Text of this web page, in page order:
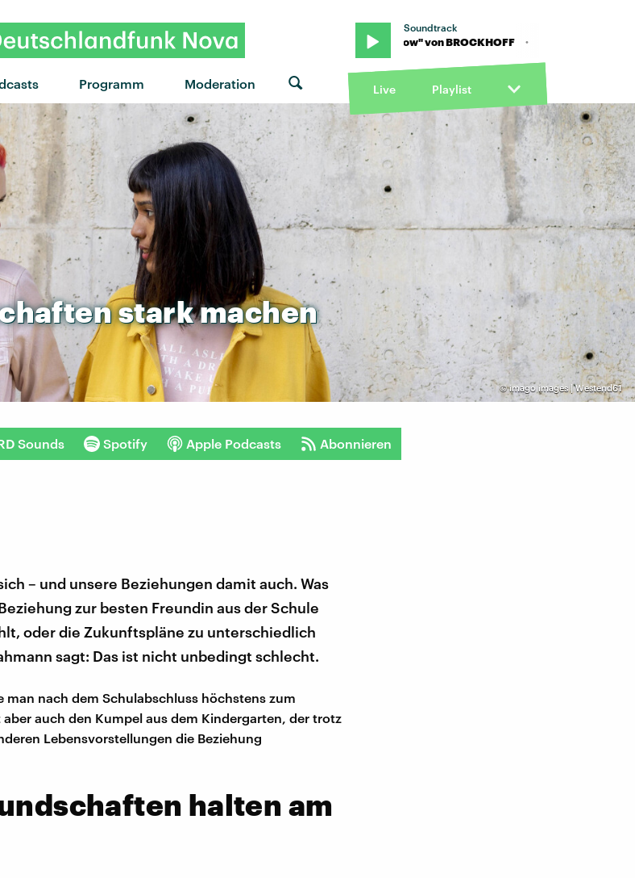
Programm Moderation
Soundtrack
"Front Row" von BROCKHOFF · "Front Row" von BROCKHOFF · "Front Row" von BROCKHOFF
Live Playlist
©imago images | Westend61
starkmachen
Sounds Spotify Apple Podcasts Abonnieren
– und unsere Beziehungen damit auch. Was
zur besten Freundin aus der Schule
oder die Zukunftspläne zu unterschiedlich
sagt: Das ist nicht unbedingt schlecht.
man nach dem Schulabschluss höchstens zum
auch den Kumpel aus dem Kindergarten, der trotz
Lebensvorstellungen die Beziehung
halten am